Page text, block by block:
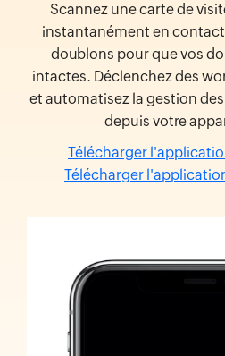
Scannez une carte de
instantanément en contact
doublons pour que vos
intactes. Déclenchez des
et automatisez la gestion
depuis votre
Télécharger
Télécharger